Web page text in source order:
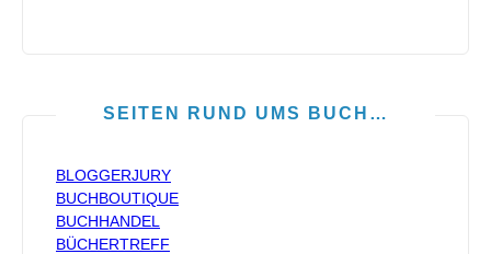
SEITEN RUND UMS BUCH…
BLOGGERJURY
BUCHBOUTIQUE
BUCHHANDEL
BÜCHERTREFF